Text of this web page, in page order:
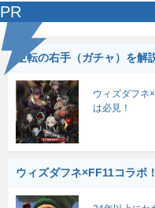
PR
逆転の右手（ガチャ）を解
ウィズダフネ
は必見！
ウィズダフネ×FF11コラボ！